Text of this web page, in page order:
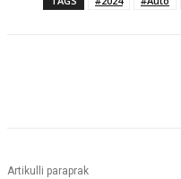
Artikulli paraprak